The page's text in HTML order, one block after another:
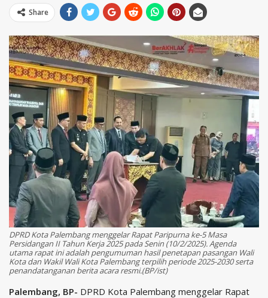
Share
DPRD Kota Palembang menggelar Rapat Paripurna ke-5 Masa
Persidangan II Tahun Kerja 2025 pada Senin (10/2/2025). Agenda
utama rapat ini adalah pengumuman hasil penetapan pasangan Wali
Kota dan Wakil Wali Kota Palembang terpilih periode 2025-2030 serta
penandatanganan berita acara resmi.(BP/ist)
Palembang, BP- DPRD Kota Palembang menggelar Rapat